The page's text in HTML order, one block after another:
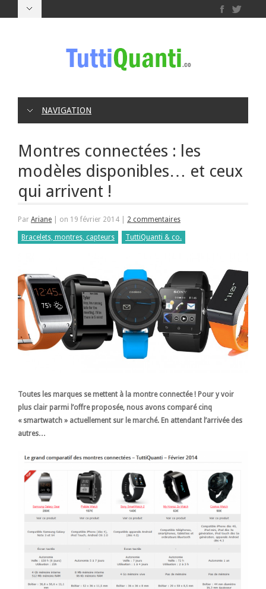
NAVIGATION
Montres connectées : les
modèles disponibles… et ceux
qui arrivent !
Par Ariane on 19 février 2014 2 commentaires
Bracelets, montres, capteurs TuttiQuanti & co.
Toutes les marques se mettent à la montre connectée ! Pour y voir
plus clair parmi l’offre proposée, nous avons comparé cinq
« smartwatch » actuellement sur le marché. En attendant l’arrivée des
autres…